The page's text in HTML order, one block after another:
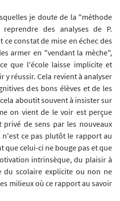
je doute de la "méthode
des analyses de P.
ce constat de mise en échec des
armer en "vendant la mèche",
que l'école laisse implicite et
réussir. Cela revient à analyser
des bons élèves et de les
aboutit souvent à insister sur
on vient de le voir est perçue
de sens par les nouveaux
n'est ce pas plutôt le rapport au
que celui-ci ne bouge pas et que
intrinsèque, du plaisir à
du scolaire explicite ou non ne
milieux où ce rapport au savoir